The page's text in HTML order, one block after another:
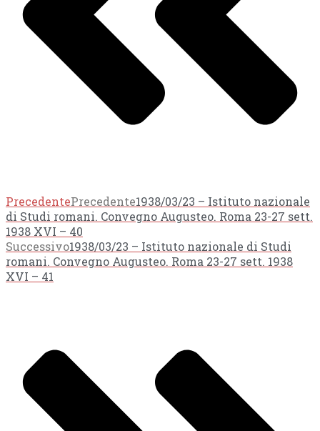
PrecedentePrecedente1938/03/23 – Istituto nazionale
di Studi romani. Convegno Augusteo. Roma 23-27 sett.
1938 XVI – 40
Successivo1938/03/23 – Istituto nazionale di Studi
romani. Convegno Augusteo. Roma 23-27 sett. 1938
XVI – 41